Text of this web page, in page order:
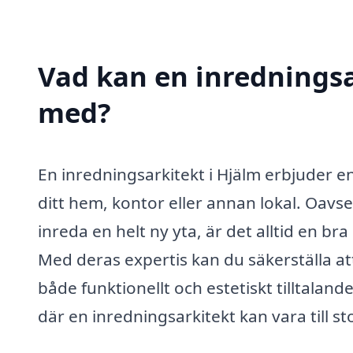
Vad kan en
med?
En inredningsarkitekt i Hjälm erbjuder
ditt hem, kontor eller annan lokal.
inreda en helt ny yta, är det alltid en
Med deras expertis kan du säkerställa
både funktionellt och estetiskt
där en inredningsarkitekt kan vara till